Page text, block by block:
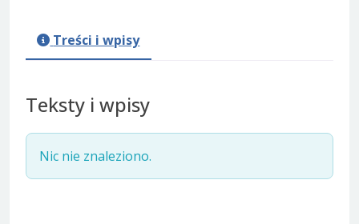
Treści i wpisy
Teksty i wpisy
Nic nie znaleziono.